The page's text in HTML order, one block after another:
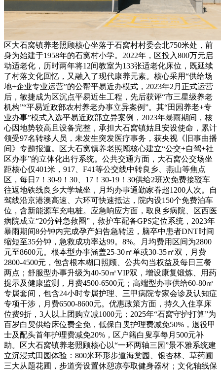
区大石窝镇养老照顾核心坐落于石窝村村委会北750米处，前
身为始建于1958年的石窝村小学。2022年，区投入800万元启
动适老化，历时两年将12间教室为133张适老化床位，既延续
了村落文化回忆，又融入了现代康养元素。核心采用“供给场
地+企业专业运营”的公帮平易近办模式，2023年2月正式运营
后，敏捷成为区沉点平易近生工程，先后获评“市三星级养老
机构”“平易近政部农村养老办事立异案例”。其“田园养老+专
业办事”模式入选平易近政部立异案例，2023年暴雨期间，核
心因地势较高且设备完整，承担大石窝镇姑且安设使命，累计
领受97名转移人员，未发生突发医疗事务，获央视《旧事曲播
间》专题报道。区大石窝镇养老照顾核心建立“公交+自驾+社
区办事”的立体化出行系统。公共交通方面，大石窝公交场坐
距核心仅401米，917、F41等公交线中转良乡、燕山等焦点
区，每日7！30-9！30、17！30-19！30供给2班次免费接驳车
往返地铁线良乡大学城坐，月均办事通勤家眷超1200人次。自
驾线沿京港澳高速、六环可快速抵达，院内设150个免费泊车
位，含新能源车充电桩。应急响应方面，取良乡病院、区西医
病院成立“20分钟急救圈”，救护车配备GPS定位系统，2023年
暴雨期间8分钟内完成孕产妇告急转运，脑卒中患者DNT时间
缩短至35分钟，急救成功率达99。8%。月均费用区间为2800
元至8600元。根本型办事涵盖25-30㎡单或30-35㎡双，月费
2800-4500元，包含根本糊口照顾、公共勾当权益及每日三餐
两点；舒服型办事升级为40-50㎡VIP双，增设康复锻炼、用药
提示及健康监测，月费4500-6500元；高端型办事供给60-80㎡
专属套间，包含24小时专属护理、三甲病院专家会诊及认知症
专项干涉，月费6500-8600元。优惠政策方面，持久入住享床
位费9折，3人以上团购立减1000元；2025年“石窝守护打算”为
百岁白叟供给床位费全免，低保白叟护理费减免50%，退役甲
士及配头首年护理费减免20%，区户籍白叟享每月500元补
助。区大石窝镇养老照顾核心以“一环两轴三园”景不雅系统建
立沉浸式田园体验：800米环形步道海棠园、银杏林、草药圃
三大从题花圃，步道旁设置休憩凉亭取健身器材；文化轴线保